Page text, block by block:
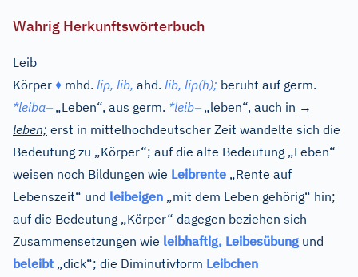
Wahrig Herkunftswörterbuch
Leib
Körper ♦ mhd. lip, lib, ahd. lib, lip(h); beruht auf germ.
*leiba–„Leben“, aus germ. *leib–„leben“, auch in →
leben; erst in mittelhochdeutscher Zeit wandelte sich die
Bedeutung zu „Körper“; auf die alte Bedeutung „Leben“
weisen noch Bildungen wie Leibrente „Rente auf
Lebenszeit“ und leibeigen „mit dem Leben gehörig“ hin;
auf die Bedeutung „Körper“ dagegen beziehen sich
Zusammensetzungen wie leibhaftig, Leibesübung und
beleibt „dick“; die Diminutivform Leibchen